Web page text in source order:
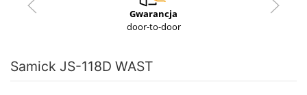
Gwarancja
door-to-door
Samick JS-118D WAST